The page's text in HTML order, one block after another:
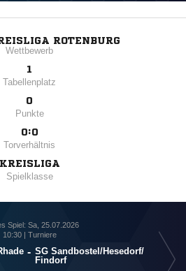
ROTENBURG
Wettbewerb
1
Tabellenplatz
0
Punkte
0:0
Torverhältnis
KREISLIGA
Spielklasse
Spiel: Sa, 25.07.2026
10:30 | Turniere
- SG Sandbostel/​Hesedorf/​
Findorf